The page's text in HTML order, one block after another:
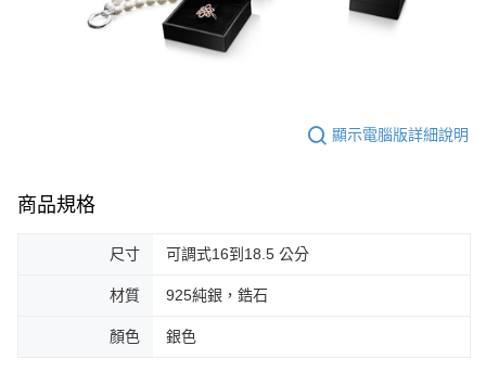
顯示電腦版詳細說明
商品規格
尺寸 可調式16到18.5 公分
材質 925純銀，鋯石
顏色 銀色